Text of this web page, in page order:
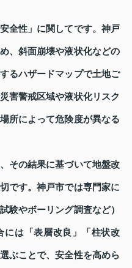
全性」に関してです。神戸
、斜面崩壊や液状化などの
るハザードマップで土地ご
害警戒区域や液状化リスク
所によって危険度が異なる
その結果に基づいて地盤改
です。神戸市では専門家に
験やボーリング調査など）
には「表層改良」「柱状改
ぶことで、安全性を高めら